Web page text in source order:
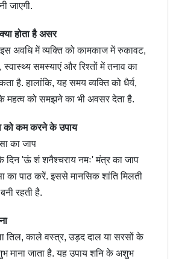
जाएगी.
होता है असर
अवधि में व्यक्ति को कामकाज में रुकावट,
समस्याएं और रिश्तों में तनाव का
है. हालांकि, यह समय व्यक्ति को धैर्य,
महत्व को समझने का भी अवसर देता है.
को कम करने के उपाय
का जाप
के दिन 'ऊं शं शनैश्चराय नमः' मंत्र का जाप
का पाठ करें. इससे मानसिक शांति मिलती
रहती है.
तिल, काले वस्त्र, उड़द दाल या सरसों के
माना जाता है. यह उपाय शनि के अशुभ